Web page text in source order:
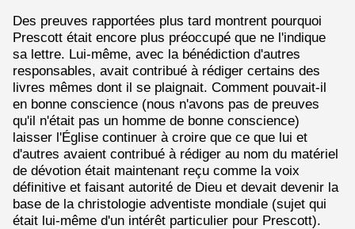
Des preuves rapportées plus tard montrent pourquoi
Prescott était encore plus préoccupé que ne l'indique
sa lettre. Lui-même, avec la bénédiction d'autres
responsables, avait contribué à rédiger certains des
livres mêmes dont il se plaignait. Comment pouvait-il
en bonne conscience (nous n'avons pas de preuves
qu'il n'était pas un homme de bonne conscience)
laisser l'Église continuer à croire que ce que lui et
d'autres avaient contribué à rédiger au nom du matériel
de dévotion était maintenant reçu comme la voix
définitive et faisant autorité de Dieu et devait devenir la
base de la christologie adventiste mondiale (sujet qui
était lui-même d'un intérêt particulier pour Prescott).